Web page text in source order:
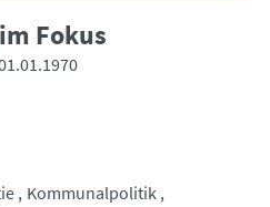
Fokus
Kommunalpolitik